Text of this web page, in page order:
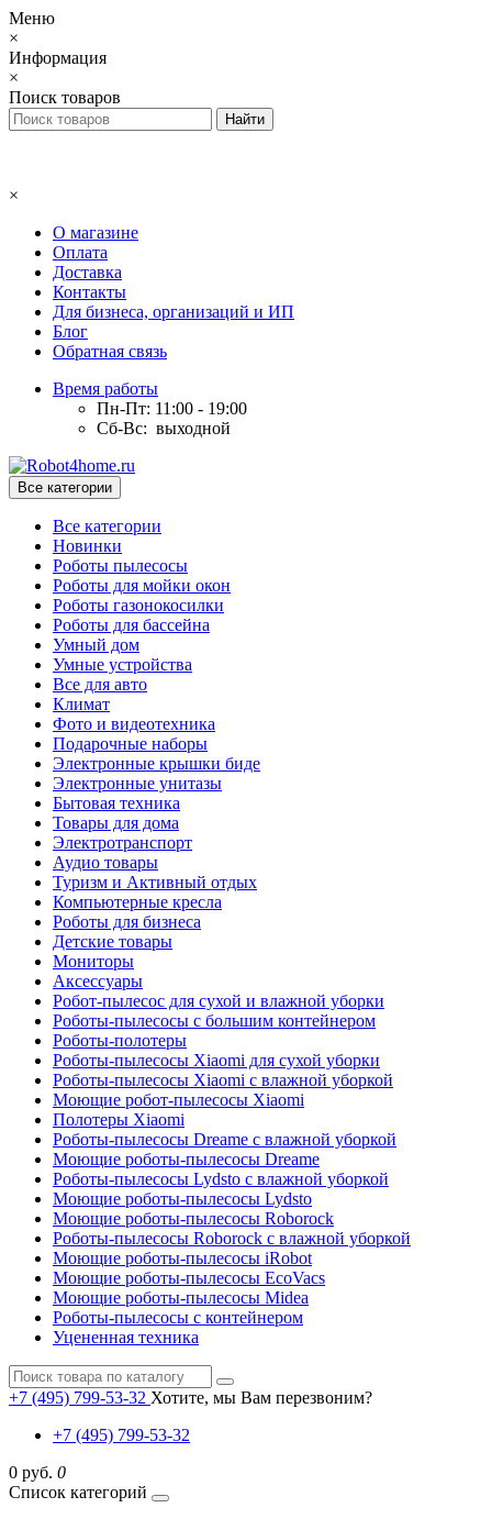
Меню
×
Информация
×
Поиск товаров
×
О магазине
Оплата
Доставка
Контакты
Для бизнеса, организаций и ИП
Блог
Обратная связь
Время работы
Пн-Пт: 11:00 - 19:00
Сб-Вс: выходной
Все категории
Все категории
Новинки
Роботы пылесосы
Роботы для мойки окон
Роботы газонокосилки
Роботы для бассейна
Умный дом
Умные устройства
Все для авто
Климат
Фото и видеотехника
Подарочные наборы
Электронные крышки биде
Электронные унитазы
Бытовая техника
Товары для дома
Электротранспорт
Аудио товары
Туризм и Активный отдых
Компьютерные кресла
Роботы для бизнеса
Детские товары
Мониторы
Аксессуары
Робот-пылесос для сухой и влажной уборки
Роботы-пылесосы с большим контейнером
Роботы-полотеры
Роботы-пылесосы Xiaomi для сухой уборки
Роботы-пылесосы Xiaomi с влажной уборкой
Моющие робот-пылесосы Xiaomi
Полотеры Xiaomi
Роботы-пылесосы Dreame с влажной уборкой
Моющие роботы-пылесосы Dreame
Роботы-пылесосы Lydsto с влажной уборкой
Моющие роботы-пылесосы Lydsto
Моющие роботы-пылесосы Roborock
Роботы-пылесосы Roborock с влажной уборкой
Моющие роботы-пылесосы iRobot
Моющие роботы-пылесосы EcoVacs
Моющие роботы-пылесосы Midea
Роботы-пылесосы с контейнером
Уцененная техника
+7 (495) 799-53-32 Хотите, мы Вам перезвоним?
+7 (495) 799-53-32
0 руб. 0
Список категорий